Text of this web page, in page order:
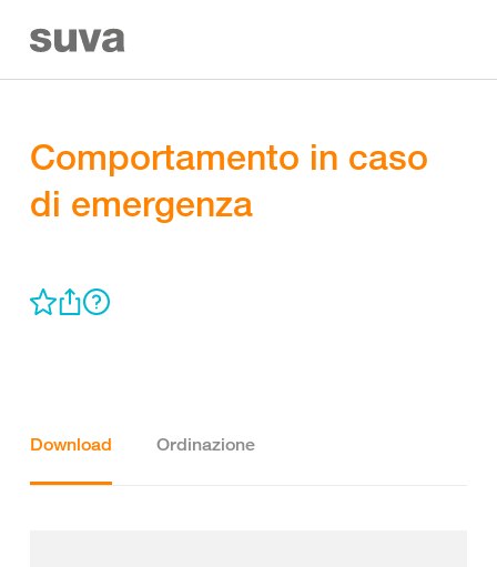
Comportamento in caso
di emergenza
Download Ordinazione